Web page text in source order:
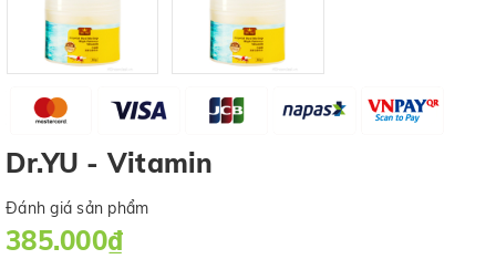
Dr.YU - Vitamin
Đánh giá sản phẩm
385.000₫